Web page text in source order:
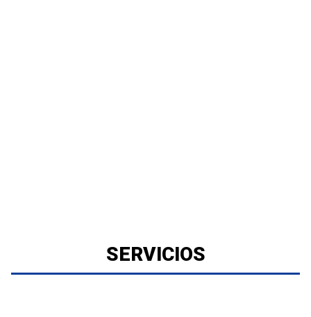
SERVICIOS